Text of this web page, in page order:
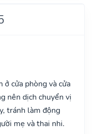
cửa phòng và cửa
nên dịch chuyển vị
tránh làm động
mẹ và thai nhi.